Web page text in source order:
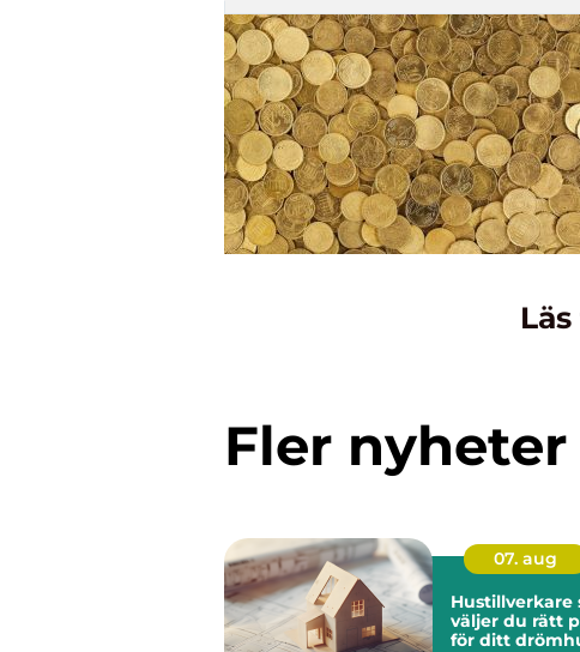
Fler nyheter
07. aug
Hustillverkare så
väljer du rätt
för ditt